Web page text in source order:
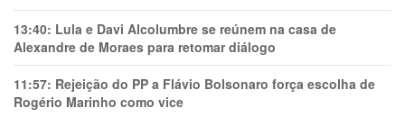
13:40: Lula e Davi Alcolumbre se reúnem na casa de
Alexandre de Moraes para retomar diálogo
11:57: Rejeição do PP a Flávio Bolsonaro força escolha de
Rogério Marinho como vice